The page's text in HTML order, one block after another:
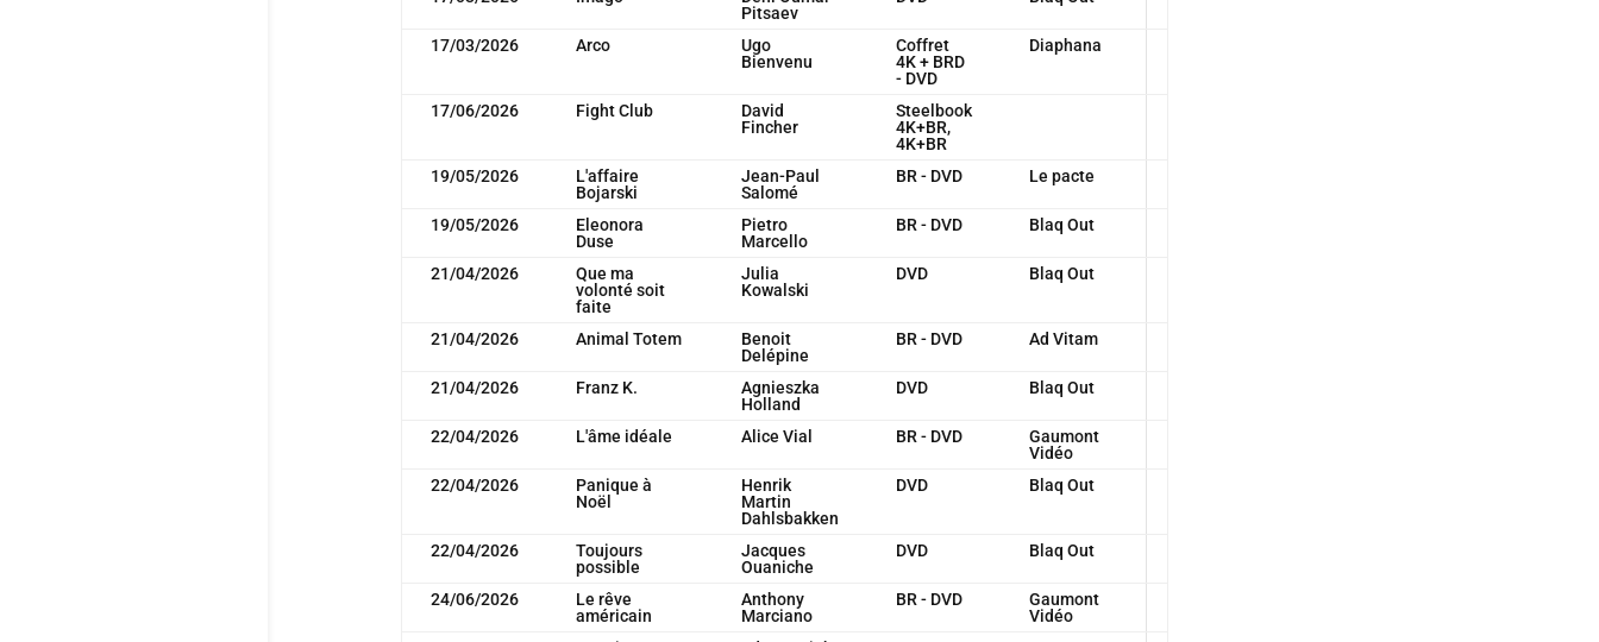
Pitsaev
17/03/2026 Arco
Ugo
Bienvenu
Coffret
4K + BRD
- DVD
Diaphana
17/06/2026 Fight Club
David
Fincher
Steelbook
4K+BR,
4K+BR
19/05/2026
L'affaire
Bojarski
Jean-Paul
Salomé
BR - DVD Le pacte
19/05/2026
Eleonora
Duse
Pietro
Marcello
BR - DVD Blaq Out
21/04/2026
Que ma
volonté soit
faite
Julia
Kowalski
DVD Blaq Out
21/04/2026 Animal Totem
Benoit
Delépine
BR - DVD Ad Vitam
21/04/2026 Franz K.
Agnieszka
Holland
DVD Blaq Out
22/04/2026 L'âme idéale Alice Vial BR - DVD
Gaumont
Vidéo
22/04/2026
Panique à
Noël
Henrik
Martin
Dahlsbakken
DVD Blaq Out
22/04/2026
Toujours
possible
Jacques
Ouaniche
DVD Blaq Out
24/06/2026
Le rêve
américain
Anthony
Marciano
BR - DVD
Gaumont
Vidéo